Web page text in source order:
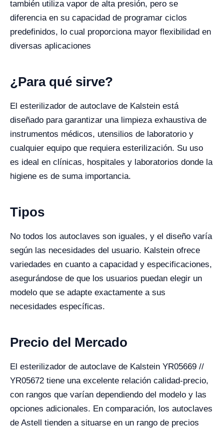
también utiliza vapor de alta presión, pero se
diferencia en su capacidad de programar ciclos
predefinidos, lo cual proporciona mayor flexibilidad en
diversas aplicaciones
¿Para qué sirve?
El esterilizador de autoclave de Kalstein está
diseñado para garantizar una limpieza exhaustiva de
instrumentos médicos, utensilios de laboratorio y
cualquier equipo que requiera esterilización. Su uso
es ideal en clínicas, hospitales y laboratorios donde la
higiene es de suma importancia.
Tipos
No todos los autoclaves son iguales, y el diseño varía
según las necesidades del usuario. Kalstein ofrece
variedades en cuanto a capacidad y especificaciones,
asegurándose de que los usuarios puedan elegir un
modelo que se adapte exactamente a sus
necesidades específicas.
Precio del Mercado
El esterilizador de autoclave de Kalstein YR05669 //
YR05672 tiene una excelente relación calidad-precio,
con rangos que varían dependiendo del modelo y las
opciones adicionales. En comparación, los autoclaves
de Astell tienden a situarse en un rango de precios